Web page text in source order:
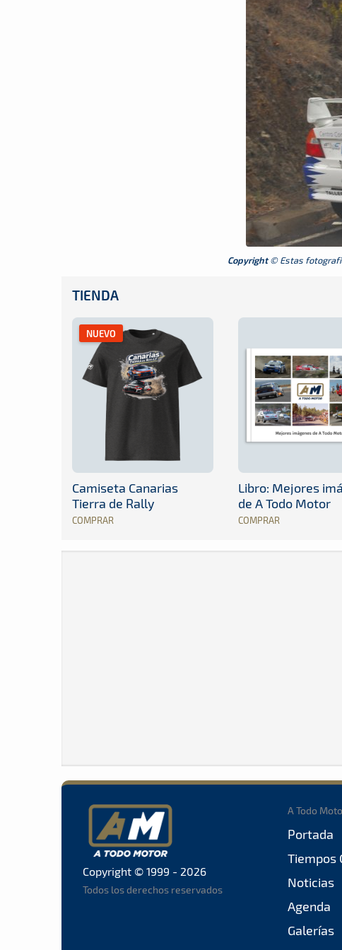
Copyright© Estas
TIENDA
NUEVO
Camiseta Canarias
Tierra de Rally
COMPRAR
Libro: Mejores
de A Todo Motor
COMPRAR
Copyright © 1999 - 2026
Todos los derechos reservados
A Todo
Portada
Tiempos
Noticias
Agenda
Galerías